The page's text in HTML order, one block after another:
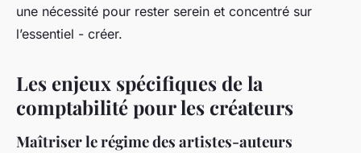
une nécessité pour rester serein et concentré sur
l’essentiel - créer.
Les enjeux spécifiques de la
comptabilité pour les créateurs
Maîtriser le régime des artistes-auteurs